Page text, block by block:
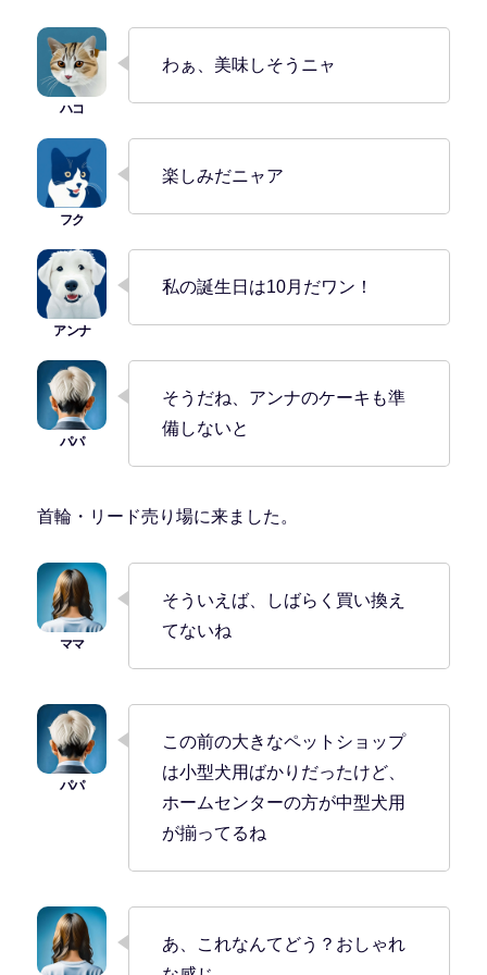
わぁ、美味しそうニャ
楽しみだニャア
私の誕生日は10月だワン！
そうだね、アンナのケーキも準
備しないと
首輪・リード売り場に来ました。
そういえば、しばらく買い換え
てないね
この前の大きなペットショップ
は小型犬用ばかりだったけど、
ホームセンターの方が中型犬用
が揃ってるね
あ、これなんてどう？おしゃれ